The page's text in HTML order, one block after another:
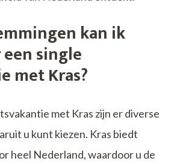
kan ik
single
met Kras?
met Kras zijn er diverse
u kunt kiezen. Kras biedt
heel Nederland, waardoor u de